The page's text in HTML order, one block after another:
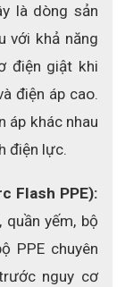
là dòng sản
với khả năng
điện giật khi
điện áp cao.
áp khác nhau
điện lực.
yếm, bộ
PPE chuyên
nguy cơ